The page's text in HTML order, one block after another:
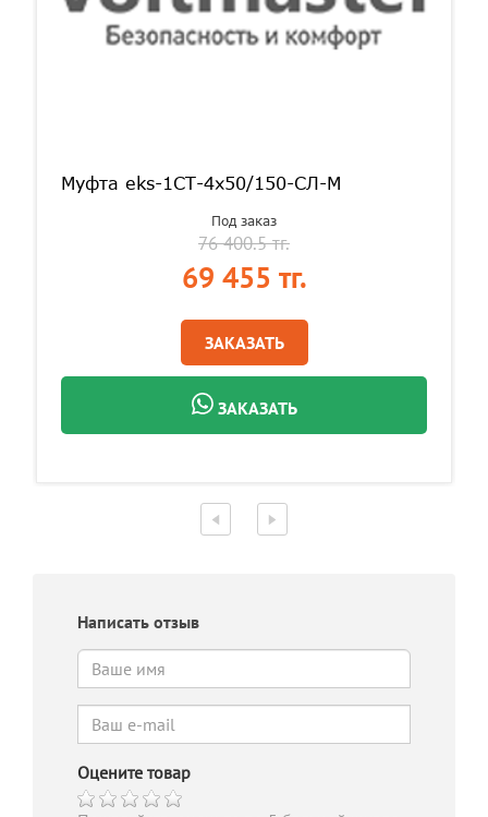
Муфта eks-1СТ-4х50/150-СЛ-М
Под заказ
76 400.5 тг.
69 455 тг.
ЗАКАЗАТЬ
ЗАКАЗАТЬ
Написать отзыв
Оцените товар